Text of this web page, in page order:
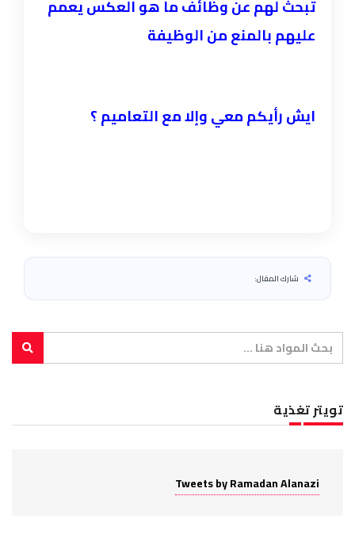
تبحث لهم عن وظائف ما هو العكس يعمم
عليهم بالمنع من الوظيفة
ايش رأيكم معي وإلا مع التعاميم ؟
شارك المقال:
تويتر تغذية
Tweets by Ramadan Alanazi